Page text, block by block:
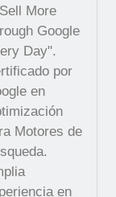
More
Google
Day".
por
en
Motores de
en